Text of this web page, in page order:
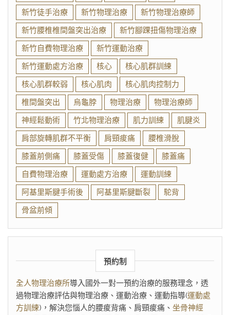
新竹徒手治療 新竹物理治療
新竹物理治療師
新竹腰椎椎間盤突出治療
新竹腳踝扭傷物理治療
新竹自費物理治療
新竹運動治療
新竹運動處方治療
核心
核心肌群訓練
核心肌群較弱
核心肌肉
核心肌肉控制力
椎間盤突出
烏龜脖 物理治療
物理治療師
神經鬆動術
竹北物理治療 肌力訓練
肌腱炎
肩部旋轉肌群不平衡
肩頸痠痛
腰椎滑脫
膝蓋前側痛
膝蓋受傷 膝蓋復健
膝蓋痛
自費物理治療
運動處方治療
運動訓練
阿基里斯腱手術後
阿基里斯腱斷裂
駝背
骨盆前傾
預約制
全人物理治療所導入國外一對一預約治療的服務理念，透
過物理治療評估與物理治療、運動治療、運動指導(運動處
方訓練)，解決您惱人的腰痠背痛、肩頸痠痛、 坐骨神經